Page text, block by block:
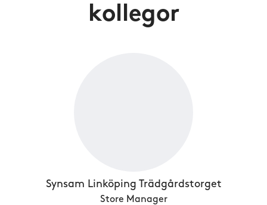
kollegor
Synsam Linköping Trädgårdstorget
Store Manager